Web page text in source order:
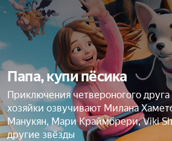
Папа, купи пёсика
Приключения четвероногого друга
хозяйки озвучивают Милана
Манукян, Мари Краймбрери, Viki
другие звёзды